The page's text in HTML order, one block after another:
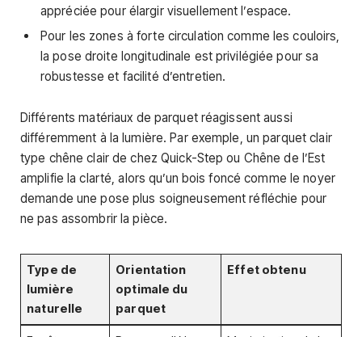
appréciée pour élargir visuellement l’espace.
Pour les zones à forte circulation comme les couloirs,
la pose droite longitudinale est privilégiée pour sa
robustesse et facilité d’entretien.
Différents matériaux de parquet réagissent aussi
différemment à la lumière. Par exemple, un parquet clair
type chêne clair de chez Quick-Step ou Chêne de l’Est
amplifie la clarté, alors qu’un bois foncé comme le noyer
demande une pose plus soigneusement réfléchie pour
ne pas assombrir la pièce.
Type de
lumière
naturelle
Orientation
optimale du
parquet
Effet obtenu